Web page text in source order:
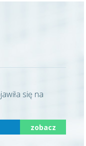
się na
zobacz